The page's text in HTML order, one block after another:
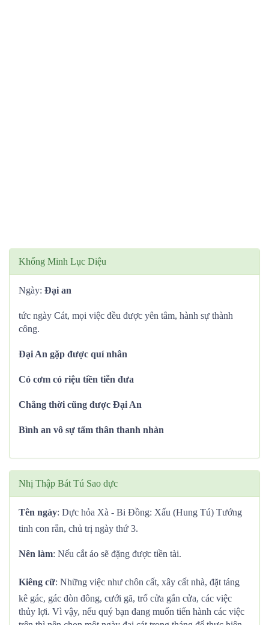
Khổng Minh Lục Diệu
Ngày: Đại an
tức ngày Cát, mọi việc đều được yên tâm, hành sự thành
công.
Đại An gặp được quí nhân
Có cơm có riệu tiền tiễn đưa
Chẳng thời cũng được Đại An
Bình an vô sự tấm thân thanh nhàn
Nhị Thập Bát Tú Sao dực
Tên ngày: Dực hỏa Xà - Bi Đồng: Xấu (Hung Tú) Tướng
tinh con rắn, chủ trị ngày thứ 3.
Nên làm: Nếu cắt áo sẽ đặng được tiền tài.
Kiêng cữ: Những việc như chôn cất, xây cất nhà, đặt táng
kê gác, gác đòn đông, cưới gã, trổ cửa gắn cửa, các việc
thủy lợi. Vì vậy, nếu quý bạn đang muốn tiến hành các việc